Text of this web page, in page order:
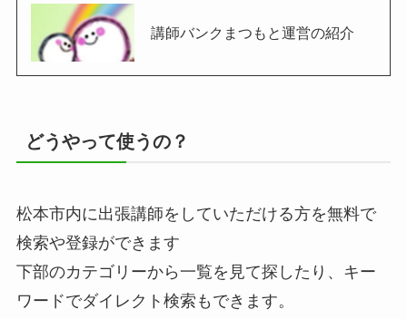
講師バンクまつもと運営の紹介
どうやって使うの？
松本市内に出張講師をしていただける方を無料で
検索や登録ができます
下部のカテゴリーから一覧を見て探したり、キー
ワードでダイレクト検索もできます。